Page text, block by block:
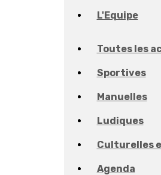
L'Equipe
Toutes les
Sportives
Manuelles
Ludiques
Culturelles
Agenda